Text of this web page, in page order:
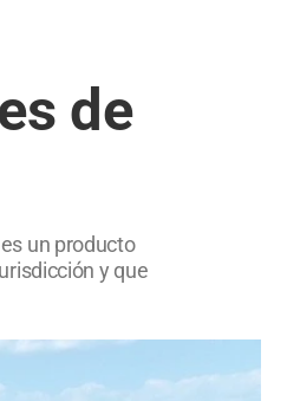
de
un producto
y que